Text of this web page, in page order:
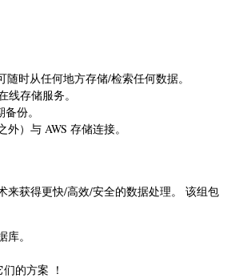
时从任何地方存储/检索任何数据。
存储服务。
份。
）与 AWS 存储连接。
来获得更快/高效/安全的数据处理。 该组包
。
的方案 ！